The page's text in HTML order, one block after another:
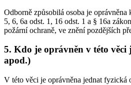
Odborně způsobilá osoba je
5, 6, 6a odst. 1, 16 odst. 1 a § 16a
požární ochraně, ve znění pozdějších
5. Kdo je oprávněn v této věci
apod.)
V této věci je oprávněna jednat fyzická